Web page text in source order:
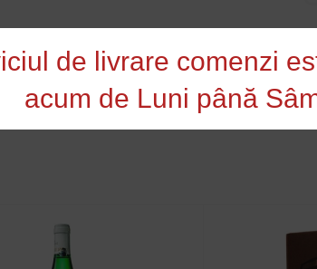
de livrare comenzi
acum de Luni până